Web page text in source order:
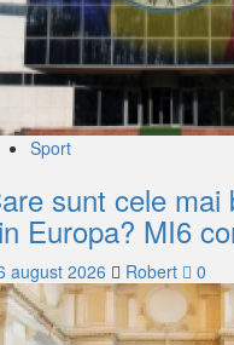
Sport
sunt cele mai
Europa? MI6
august 2026 Robert 0